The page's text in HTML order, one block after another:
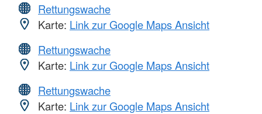
Rettungswache
Karte: Link zur Google Maps Ansicht
Rettungswache
Karte: Link zur Google Maps Ansicht
Rettungswache
Karte: Link zur Google Maps Ansicht